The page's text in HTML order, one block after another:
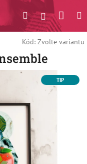
HledatPřihlášení
košík
Kód: Zvolte variantu
TIP